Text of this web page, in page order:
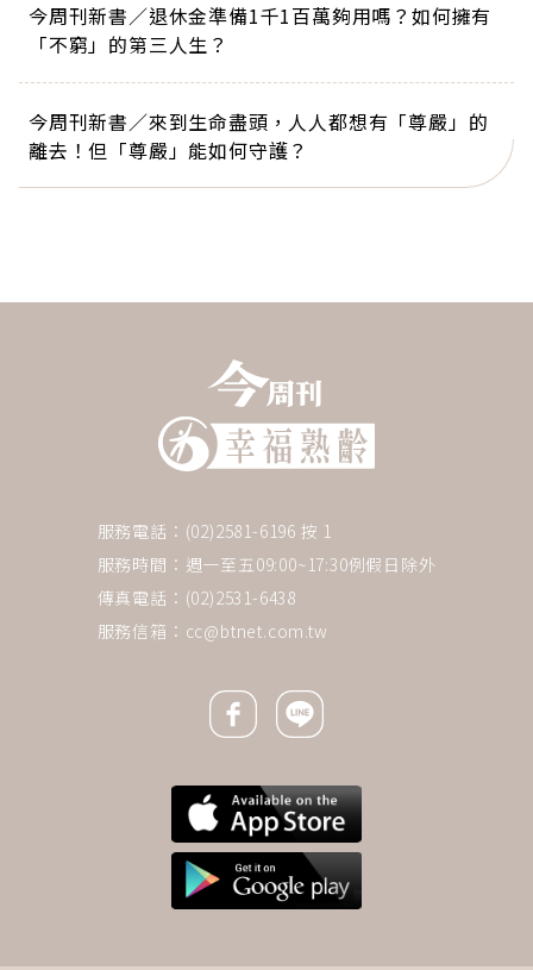
下一則 ＋
今周刊新書／退休金準備1千1百萬夠用嗎？如何擁有
「不窮」的第三人生？
今周刊新書／來到生命盡頭，人人都想有「尊嚴」的
離去！但「尊嚴」能如何守護？
服務電話：(02)2581-6196 按 1
服務時間：週一至五09:00~17:30例假日除外
傳真電話：(02)2531-6438
服務信箱： cc@btnet.com.tw
Facebook icon
Line icon